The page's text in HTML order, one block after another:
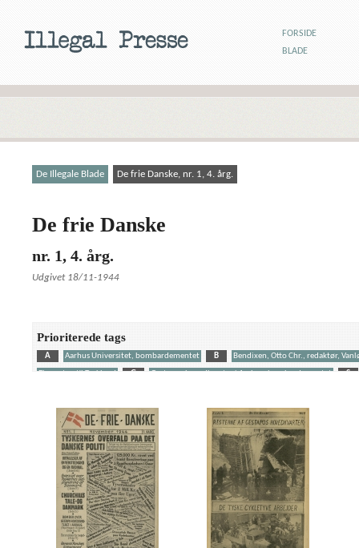
FORSIDE
BLADE
De Illegale Blade De frie Danske, nr. 1, 4. årg.
De frie Danske
nr. 1, 4. årg.
Udgivet 18/11-1944
Prioriterede tags
A Aarhus Universitet, bombardementet B
Bendixen, Otto Chr., redaktør,
Eksporten til Tyskland
G Gestapos hovedkvarter i Aarhus, bombardementet S
Aalborg Aarhus Aarhus Universitet Amerika Andersen, bankbud, Kbh.
Best, Werner
Bjerredahl, fru Buchenwald C Casino, biograf, Kbh.
Churchill, Winston
Clearingkontoen Dagmarhus Danmarks Frihedsraad
Fædrelandet
G Gribskov Grøndals Parkvej, Kbh.
Guslav-
Istedgade, Kbh.
J Jensen, Helman, Kbh. Johansen, Kbh.
Johansen, Kjeld,
Krieger, kaptajn, Helsingør
Kritisk Ugerevue Københavns Frihavn
Københavns
Markussen, Povl, assistent, Kbh. Modstandsbevægelsen, den danske
Odense Olsen, A., Kbh. Olsen, Niels, kunstmaler, Kbh. P
Pancke, Günther